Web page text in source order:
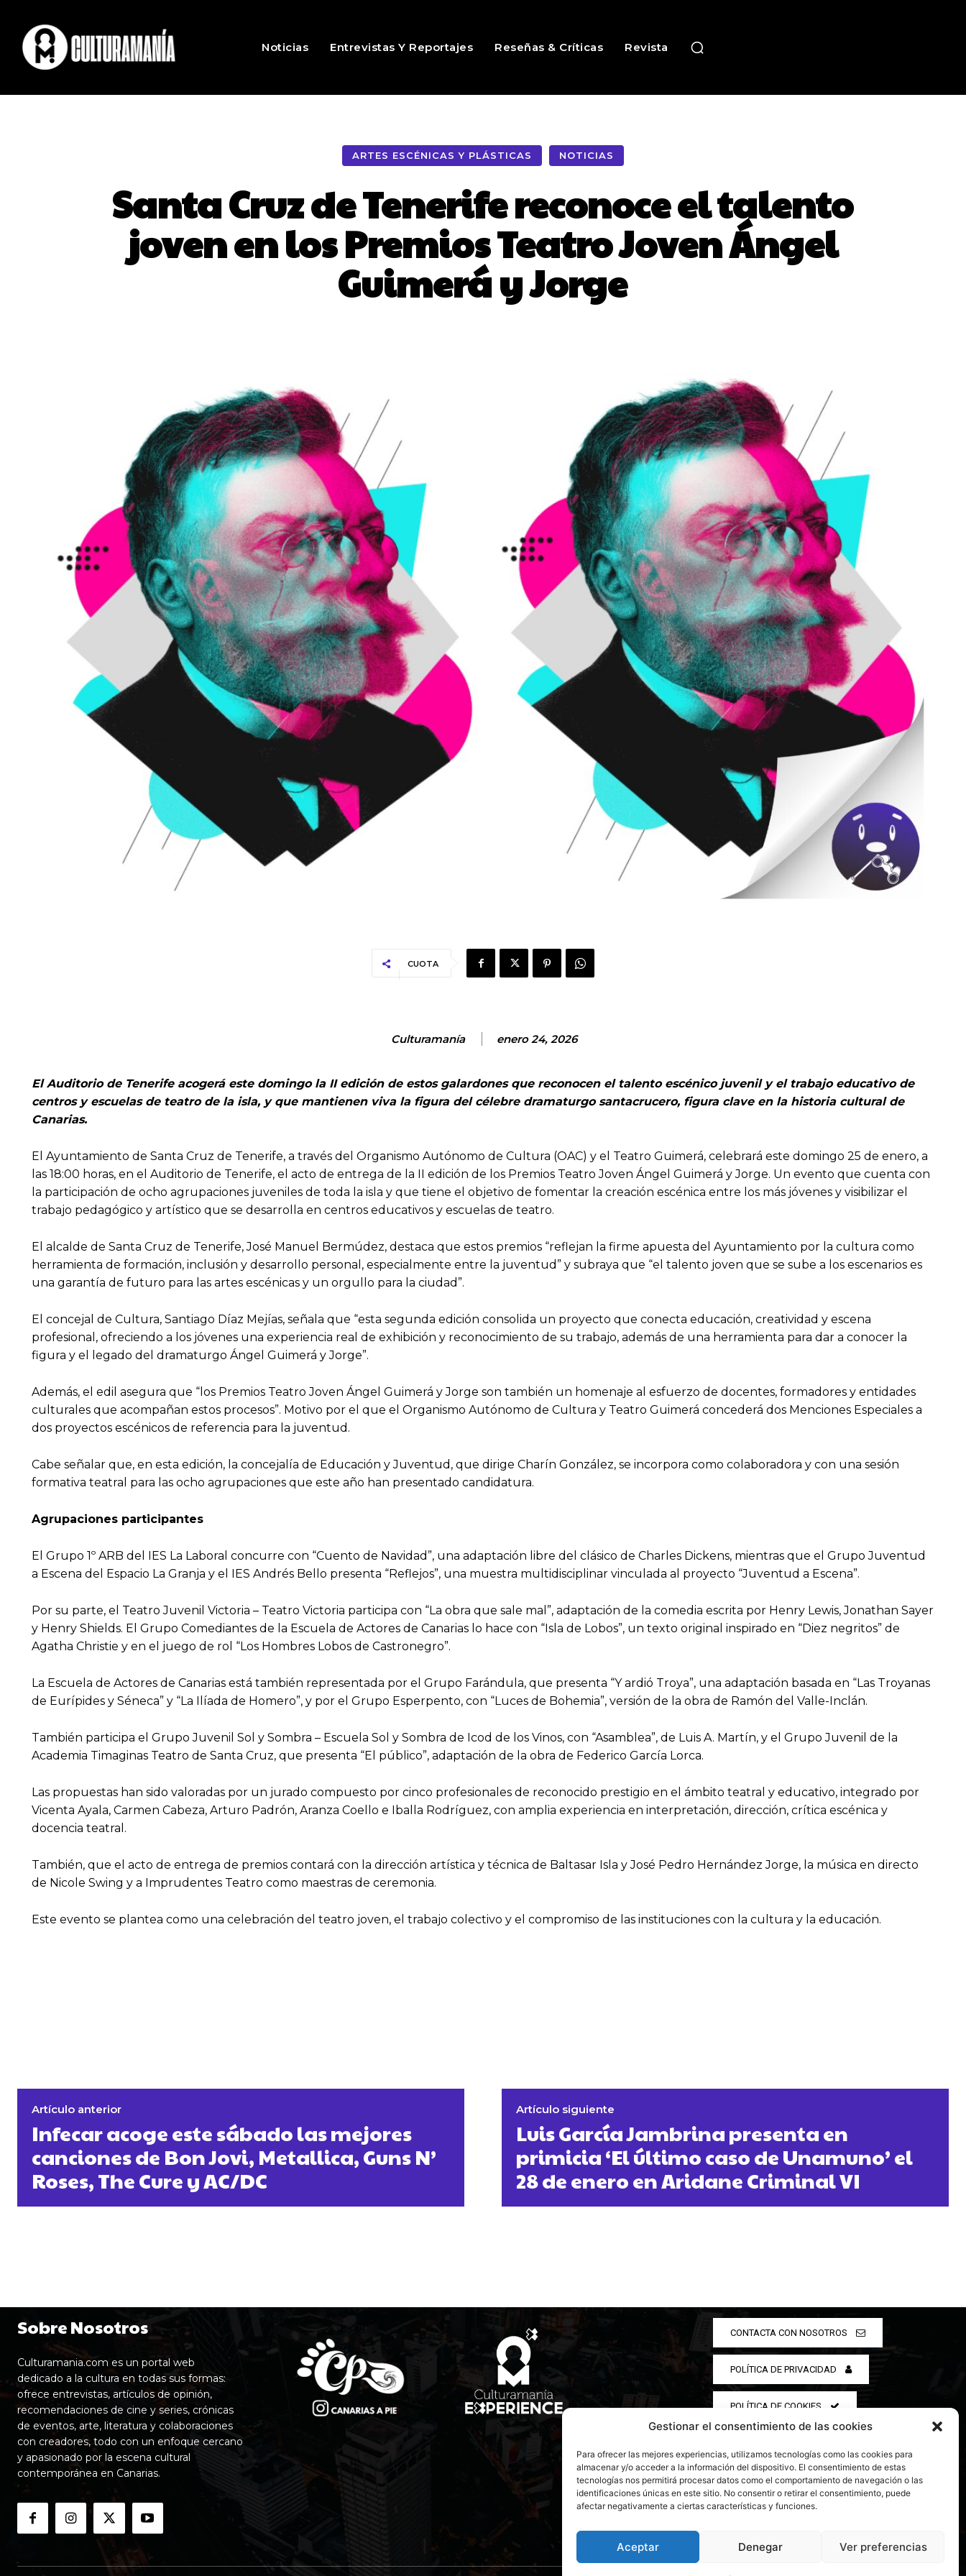
Gestionar el consentimiento de las cookies
Para ofrecer las mejores experiencias, utilizamos tecnologías como las cookies para
almacenar y/o acceder a la información del dispositivo. El consentimiento de estas
tecnologías nos permitirá procesar datos como el comportamiento de navegación o las
identificaciones únicas en este sitio. No consentir o retirar el consentimiento, puede
afectar negativamente a ciertas características y funciones.
Aceptar Denegar Ver preferencias
Noticias Entrevistas Y Reportajes Reseñas & Críticas Revista
ARTES ESCÉNICAS Y PLÁSTICAS NOTICIAS
Santa Cruz de Tenerife reconoce el talento
joven en los Premios Teatro Joven Ángel
Guimerá y Jorge
CUOTA
Culturamanía enero 24, 2026
El Auditorio de Tenerife acogerá este domingo la II edición de estos galardones que reconocen el talento escénico juvenil y el trabajo educativo de
centros y escuelas de teatro de la isla, y que mantienen viva la figura del célebre dramaturgo santacrucero, figura clave en la historia cultural de
Canarias.
El Ayuntamiento de Santa Cruz de Tenerife, a través del Organismo Autónomo de Cultura (OAC) y el Teatro Guimerá, celebrará este domingo 25 de enero, a
las 18:00 horas, en el Auditorio de Tenerife, el acto de entrega de la II edición de los Premios Teatro Joven Ángel Guimerá y Jorge. Un evento que cuenta con
la participación de ocho agrupaciones juveniles de toda la isla y que tiene el objetivo de fomentar la creación escénica entre los más jóvenes y visibilizar el
trabajo pedagógico y artístico que se desarrolla en centros educativos y escuelas de teatro.
El alcalde de Santa Cruz de Tenerife, José Manuel Bermúdez, destaca que estos premios “reflejan la firme apuesta del Ayuntamiento por la cultura como
herramienta de formación, inclusión y desarrollo personal, especialmente entre la juventud” y subraya que “el talento joven que se sube a los escenarios es
una garantía de futuro para las artes escénicas y un orgullo para la ciudad”.
El concejal de Cultura, Santiago Díaz Mejías, señala que “esta segunda edición consolida un proyecto que conecta educación, creatividad y escena
profesional, ofreciendo a los jóvenes una experiencia real de exhibición y reconocimiento de su trabajo, además de una herramienta para dar a conocer la
figura y el legado del dramaturgo Ángel Guimerá y Jorge”.
Además, el edil asegura que “los Premios Teatro Joven Ángel Guimerá y Jorge son también un homenaje al esfuerzo de docentes, formadores y entidades
culturales que acompañan estos procesos”. Motivo por el que el Organismo Autónomo de Cultura y Teatro Guimerá concederá dos Menciones Especiales a
dos proyectos escénicos de referencia para la juventud.
Cabe señalar que, en esta edición, la concejalía de Educación y Juventud, que dirige Charín González, se incorpora como colaboradora y con una sesión
formativa teatral para las ocho agrupaciones que este año han presentado candidatura.
Agrupaciones participantes
El Grupo 1º ARB del IES La Laboral concurre con “Cuento de Navidad”, una adaptación libre del clásico de Charles Dickens, mientras que el Grupo Juventud
a Escena del Espacio La Granja y el IES Andrés Bello presenta “Reflejos”, una muestra multidisciplinar vinculada al proyecto “Juventud a Escena”.
Por su parte, el Teatro Juvenil Victoria – Teatro Victoria participa con “La obra que sale mal”, adaptación de la comedia escrita por Henry Lewis, Jonathan Sayer
y Henry Shields. El Grupo Comediantes de la Escuela de Actores de Canarias lo hace con “Isla de Lobos”, un texto original inspirado en “Diez negritos” de
Agatha Christie y en el juego de rol “Los Hombres Lobos de Castronegro”.
La Escuela de Actores de Canarias está también representada por el Grupo Farándula, que presenta “Y ardió Troya”, una adaptación basada en “Las Troyanas
de Eurípides y Séneca” y “La Ilíada de Homero”, y por el Grupo Esperpento, con “Luces de Bohemia”, versión de la obra de Ramón del Valle-Inclán.
También participa el Grupo Juvenil Sol y Sombra – Escuela Sol y Sombra de Icod de los Vinos, con “Asamblea”, de Luis A. Martín, y el Grupo Juvenil de la
Academia Timaginas Teatro de Santa Cruz, que presenta “El público”, adaptación de la obra de Federico García Lorca.
Las propuestas han sido valoradas por un jurado compuesto por cinco profesionales de reconocido prestigio en el ámbito teatral y educativo, integrado por
Vicenta Ayala, Carmen Cabeza, Arturo Padrón, Aranza Coello e Iballa Rodríguez, con amplia experiencia en interpretación, dirección, crítica escénica y
docencia teatral.
También, que el acto de entrega de premios contará con la dirección artística y técnica de Baltasar Isla y José Pedro Hernández Jorge, la música en directo
de Nicole Swing y a Imprudentes Teatro como maestras de ceremonia.
Este evento se plantea como una celebración del teatro joven, el trabajo colectivo y el compromiso de las instituciones con la cultura y la educación.
Artículo anterior
Infecar acoge este sábado las mejores
canciones de Bon Jovi, Metallica, Guns N’
Roses, The Cure y AC/DC
Artículo siguiente
Luis García Jambrina presenta en
primicia ‘El último caso de Unamuno’ el
28 de enero en Aridane Criminal VI
Sobre Nosotros
Culturamania.com es un portal web
dedicado a la cultura en todas sus formas:
ofrece entrevistas, artículos de opinión,
recomendaciones de cine y series, crónicas
de eventos, arte, literatura y colaboraciones
con creadores, todo con un enfoque cercano
y apasionado por la escena cultural
contemporánea en Canarias.
CONTACTA CON NOSOTROS
POLÍTICA DE PRIVACIDAD
POLÍTICA DE COOKIES